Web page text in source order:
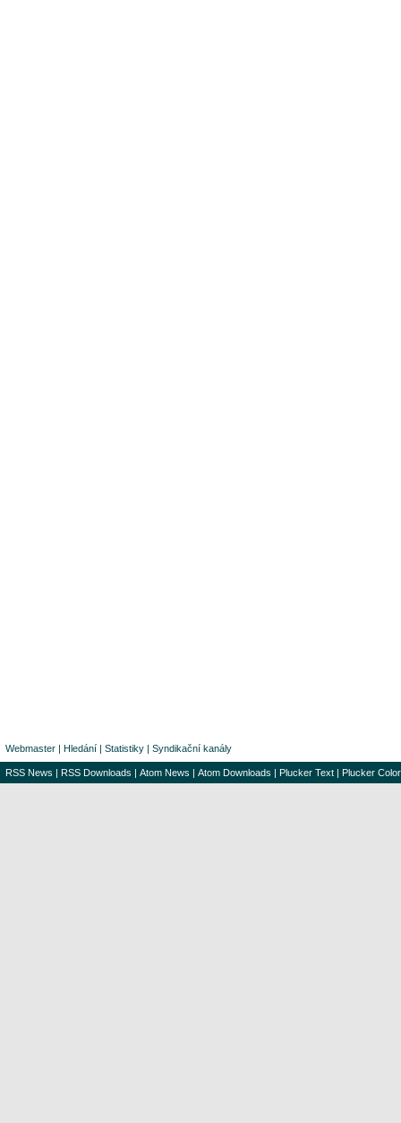
Webmaster | Hledání | Statistiky | Syndikační kanály
RSS News | RSS Downloads | Atom News | Atom Downloads | Plucker Text | Plucker Color